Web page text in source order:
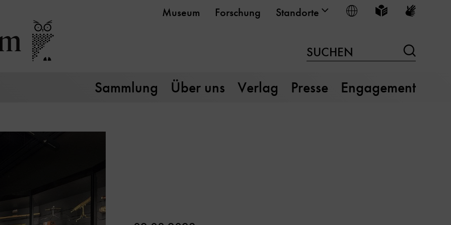
Museum Forschung Standorte Sprache wählen
Leichte Sprache
SUCHEN
Sammlung Über uns Verlag Presse Engagement